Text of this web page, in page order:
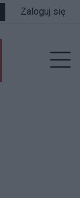
Zaloguj się